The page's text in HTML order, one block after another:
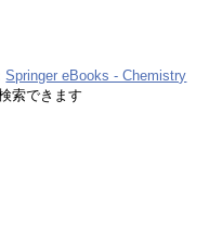
Springer eBooks - Chemistry
索できます